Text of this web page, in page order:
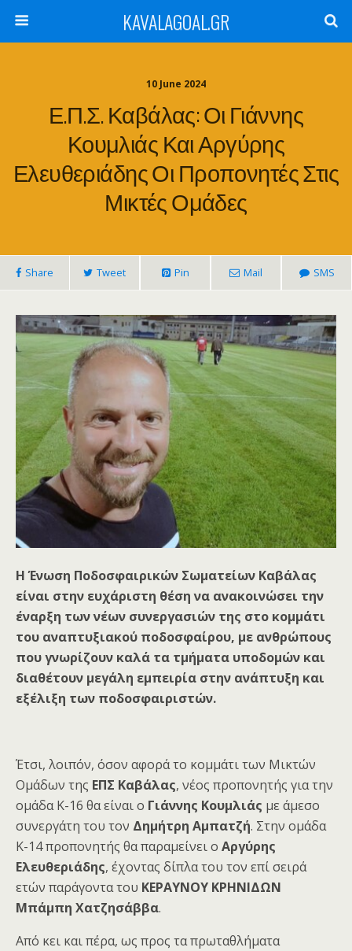
KAVALAGOAL.GR
10 June 2024
Ε.Π.Σ. Καβάλας: Οι Γιάννης
Κουμλιάς Και Αργύρης
Ελευθεριάδης Οι Προπονητές Στις
Μικτές Ομάδες
Share Tweet Pin Mail SMS
Η Ένωση Ποδοσφαιρικών Σωματείων Καβάλας
είναι στην ευχάριστη θέση να ανακοινώσει την
έναρξη των νέων συνεργασιών της στο κομμάτι
του αναπτυξιακού ποδοσφαίρου, με ανθρώπους
που γνωρίζουν καλά τα τμήματα υποδομών και
διαθέτουν μεγάλη εμπειρία στην ανάπτυξη και
εξέλιξη των ποδοσφαιριστών.
Έτσι, λοιπόν, όσον αφορά το κομμάτι των Μικτών
Ομάδων της ΕΠΣ Καβάλας, νέος προπονητής για την
ομάδα Κ-16 θα είναι ο Γιάννης Κουμλιάς με άμεσο
συνεργάτη του τον Δημήτρη Αμπατζή. Στην ομάδα
Κ-14 προπονητής θα παραμείνει ο Αργύρης
Ελευθεριάδης, έχοντας δίπλα του τον επί σειρά
ετών παράγοντα του ΚΕΡΑΥΝΟΥ ΚΡΗΝΙΔΩΝ
Μπάμπη Χατζησάββα.
Από κει και πέρα, ως προς τα πρωταθλήματα